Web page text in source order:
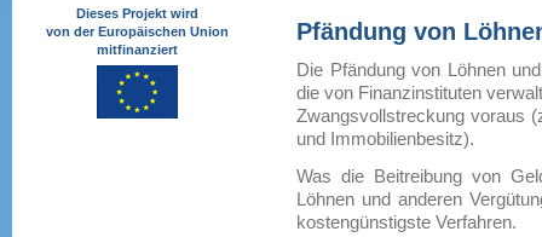
Pfändung von
Die Pfändung von Löhnen
die von Finanzinstituten
Zwangsvollstreckung voraus
und Immobilienbesitz).
Was die Beitreibung von
Löhnen und anderen
kostengünstigste Verfahren.
Dieses Projekt wird
von der Europäischen Union
mitfinanziert